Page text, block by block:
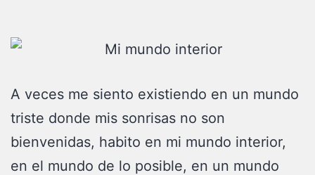
A veces me siento existiendo en un mundo
triste donde mis sonrisas no son
bienvenidas, habito en mi mundo interior,
en el mundo de lo posible, en un mundo